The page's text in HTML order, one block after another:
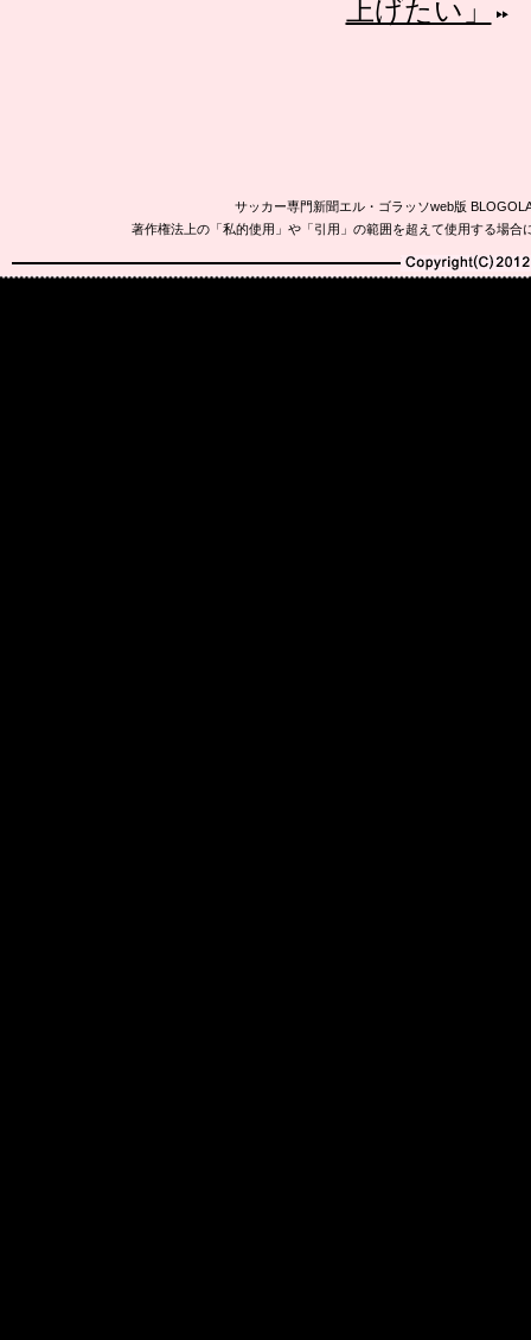
上げたい」
サッカー専門新聞エル・ゴラッソweb版
著作権法上の「私的使用」や「引用」の範囲を超えて使用する場
Copyright(C)2010-